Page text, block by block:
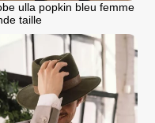
ulla popkin bleu femme
taille